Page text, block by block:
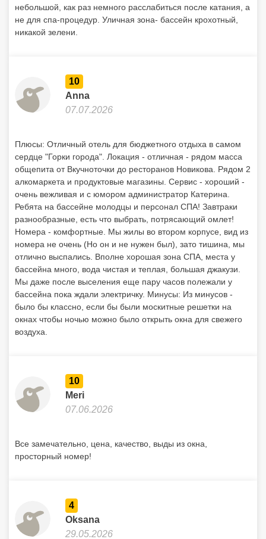
небольшой, как раз немного расслабиться после катания, а
не для спа-процедур. Уличная зона- бассейн крохотный,
никакой зелени.
10
Anna
07.07.2026
Плюсы: Отличный отель для бюджетного отдыха в самом
сердце "Горки города". Локация - отличная - рядом масса
общепита от Вкучноточки до ресторанов Новикова. Рядом 2
алкомаркета и продуктовые магазины. Сервис - хороший -
очень вежливая и с юмором администратор Катерина.
Ребята на бассейне молодцы и персонал СПА! Завтраки
разнообразные, есть что выбрать, потрясающий омлет!
Номера - комфортные. Мы жилы во втором корпусе, вид из
номера не очень (Но он и не нужен был), зато тишина, мы
отлично выспались. Вполне хорошая зона СПА, места у
бассейна много, вода чистая и теплая, большая джакузи.
Мы даже после выселения еще пару часов полежали у
бассейна пока ждали электричку. Минусы: Из минусов -
было бы классно, если бы были москитные решетки на
окнах чтобы ночью можно было открыть окна для свежего
воздуха.
10
Meri
07.06.2026
Все замечательно, цена, качество, выды из окна,
просторный номер!
4
Oksana
29.05.2026